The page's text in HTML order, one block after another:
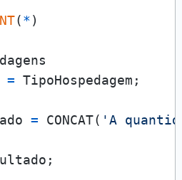
(*)
= TipoHospedagem;
= CONCAT( 'A